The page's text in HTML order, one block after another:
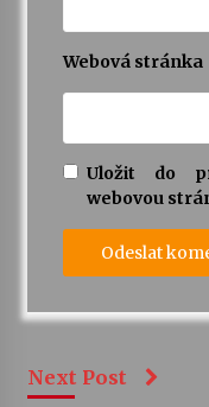
Webová stránka
Uložit do
webovou
Next Post